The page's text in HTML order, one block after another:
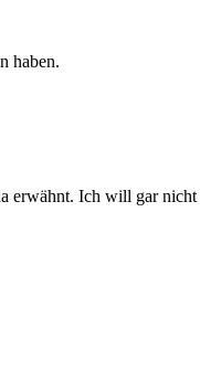
haben.
erwähnt. Ich will gar